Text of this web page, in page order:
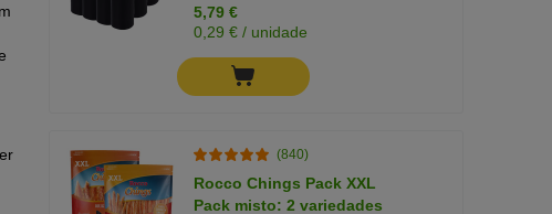
5,79 €
0,29 € / unidade
(840)
Rocco Chings Pack XXL
Pack misto: 2 variedades